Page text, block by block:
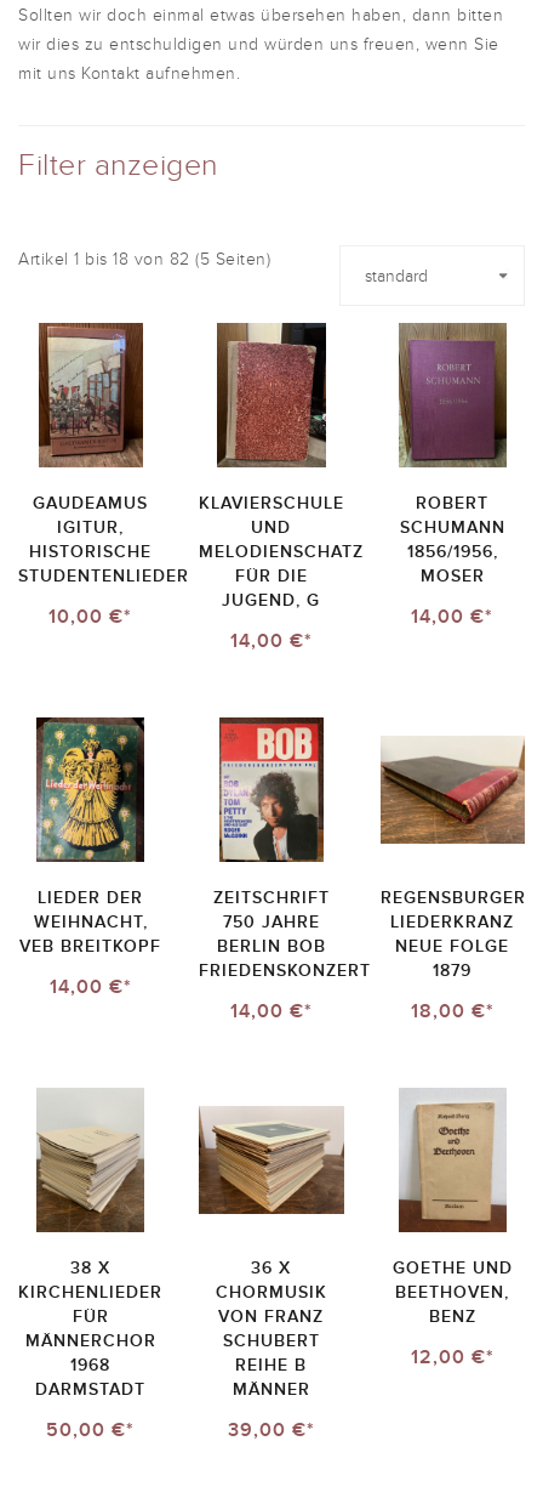
Sollten wir doch einmal etwas übersehen haben, dann bitten
wir dies zu entschuldigen und würden uns freuen, wenn Sie
mit uns Kontakt aufnehmen.
Filter anzeigen
Artikel 1 bis 18 von 82 (5 Seiten)
GAUDEAMUS
IGITUR,
HISTORISCHE
STUDENTENLIEDER
10,00 €*
KLAVIERSCHULE
UND
MELODIENSCHATZ
FÜR DIE
JUGEND, G
14,00 €*
ROBERT
SCHUMANN
1856/1956,
MOSER
14,00 €*
LIEDER DER
WEIHNACHT,
VEB BREITKOPF
14,00 €*
ZEITSCHRIFT
750 JAHRE
BERLIN BOB
FRIEDENSKONZERT
14,00 €*
REGENSBURGER
LIEDERKRANZ
NEUE FOLGE
1879
18,00 €*
38 X
KIRCHENLIEDER
FÜR
MÄNNERCHOR
1968
DARMSTADT
50,00 €*
36 X
CHORMUSIK
VON FRANZ
SCHUBERT
REIHE B
MÄNNER
39,00 €*
GOETHE UND
BEETHOVEN,
BENZ
12,00 €*